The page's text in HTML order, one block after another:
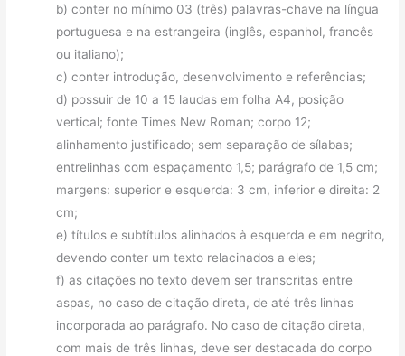
b) conter no mínimo 03 (três) palavras-chave na língua
portuguesa e na estrangeira (inglês, espanhol, francês
ou italiano);
c) conter introdução, desenvolvimento e referências;
d) possuir de 10 a 15 laudas em folha A4, posição
vertical; fonte Times New Roman; corpo 12;
alinhamento justificado; sem separação de sílabas;
entrelinhas com espaçamento 1,5; parágrafo de 1,5 cm;
margens: superior e esquerda: 3 cm, inferior e direita: 2
cm;
e) títulos e subtítulos alinhados à esquerda e em negrito,
devendo conter um texto relacinados a eles;
f) as citações no texto devem ser transcritas entre
aspas, no caso de citação direta, de até três linhas
incorporada ao parágrafo. No caso de citação direta,
com mais de três linhas, deve ser destacada do corpo